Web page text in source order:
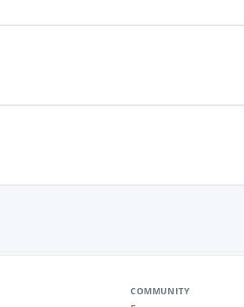
COMMUNITY